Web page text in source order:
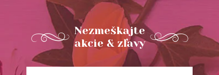
Nezmeškajte
akcie & zľavy